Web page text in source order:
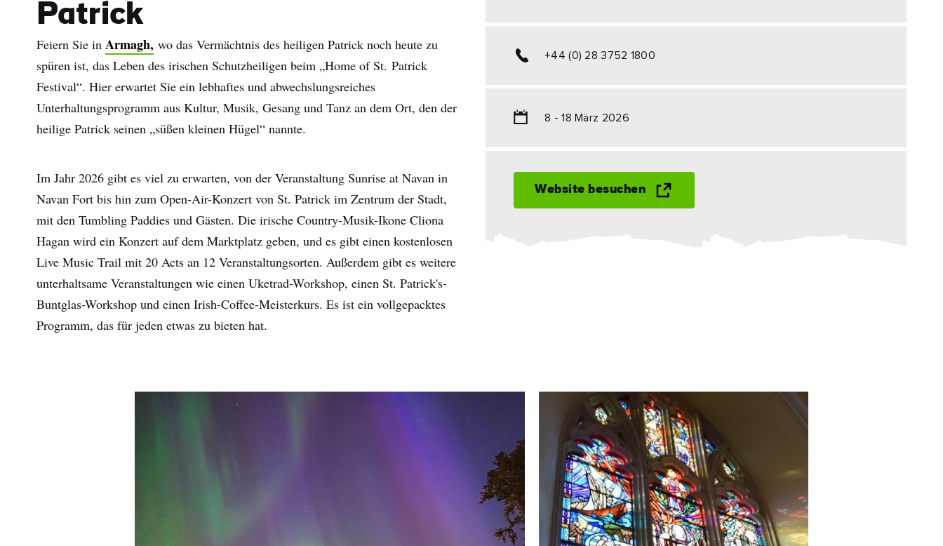
Patrick
Feiern Sie in Armagh, wo das Vermächtnis des heiligen Patrick noch heute zu
spüren ist, das Leben des irischen Schutzheiligen beim „Home of St. Patrick
Festival“. Hier erwartet Sie ein lebhaftes und abwechslungsreiches
Unterhaltungsprogramm aus Kultur, Musik, Gesang und Tanz an dem Ort, den der
heilige Patrick seinen „süßen kleinen Hügel“ nannte.
Im Jahr 2026 gibt es viel zu erwarten, von der Veranstaltung Sunrise at Navan in
Navan Fort bis hin zum Open-Air-Konzert von St. Patrick im Zentrum der Stadt,
mit den Tumbling Paddies und Gästen. Die irische Country-Musik-Ikone Cliona
Hagan wird ein Konzert auf dem Marktplatz geben, und es gibt einen kostenlosen
Live Music Trail mit 20 Acts an 12 Veranstaltungsorten. Außerdem gibt es weitere
unterhaltsame Veranstaltungen wie einen Uketrad-Workshop, einen St. Patrick's-
Buntglas-Workshop und einen Irish-Coffee-Meisterkurs. Es ist ein vollgepacktes
Programm, das für jeden etwas zu bieten hat.
+44 (0) 28 3752 1800
8 - 18 März 2026
Website besuchen